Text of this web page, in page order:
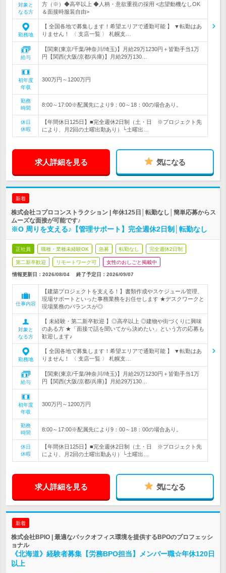
対象と
なる方
方（※）◆高卒以上 ◆人柄・意欲重視の採用 <志望動機なしOK
＆面接時服装自由>
勤務地
【 全国各地で募集します！希望エリアで通勤可能 】 ▼転勤はあ
りません！ 〈 支店一覧 〉 札幌支…
給与
【関東(東京/千葉/神奈川/埼玉)】月給29万1230円＋皆勤手当1万
円【関西(大阪/京都/兵庫)】月給29万130…
初年度
年収
300万円～1200万円
勤務
時間
8:00～17:00※配属先により9：00～18：00の場合あり。
休日
休暇
【年間休日125日】■完全週休2日制（土・日 ※プロジェクト先
により、月2回の土曜出勤あり）└土曜出…
求人詳細を見る 気になる
新着
株式会社コプロコンストラクション | 年休125日│転勤なし│簡単応募からス
ムーズな面接が可能です♪
※O 周りを支える♪【管理サポート】完全週休2日制│転勤なし
正社員 職種・業種未経験OK 急募 転勤なし 完全週休2日制
第二新卒歓迎 リモートワーク可 女性のおしごと掲載中
情報更新日：2026/08/04 終了予定日： 2026/09/07
仕事内容
【建築プロジェクトを支える！】書類作成やスケジュール管理、
現場サポートといった事務業務をお任せします ★デスクワークと
現場業務のバランスが◎
対象と
なる方
【 未経験・第二新卒歓迎 】◎高卒以上 ◎建物や街づくりに興味
のある方 ★「面接で話を聞いてから決めたい」という方の応募も
歓迎します♪
勤務地
【 全国各地で募集します！希望エリアで通勤可能 】 ▼転勤はあ
りません！ 〈 支店一覧 〉 札幌支…
給与
【関東(東京/千葉/神奈川/埼玉)】月給29万1230円＋皆勤手当1万
円【関西(大阪/京都/兵庫)】月給29万130…
初年度
年収
300万円～1200万円
勤務
時間
8:00～17:00※配属先により9：00～18：00の場合あり。
休日
休暇
【年間休日125日】■完全週休2日制（土・日 ※プロジェクト先
により、月2回の土曜出勤あり）└土曜出…
求人詳細を見る 気になる
新着
株式会社BPIO | 最適なバックオフィス環境を提供するBPOのプロフェッシ
ョナル
《北海道》経験者募集【労務BPO担当】メンバー職☆年休120日
以上